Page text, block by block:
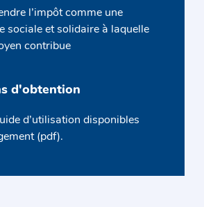
l’impôt comme une
sociale et solidaire à laquelle
contribue
d'obtention
d’utilisation disponibles
(pdf).